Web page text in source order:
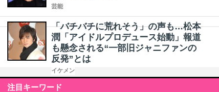
芸能
「バチバチに荒れそう」の声も…松本
潤「アイドルプロデュース始動」報道
も懸念される“一部旧ジャニファンの
反発”とは
イケメン
注目キーワード